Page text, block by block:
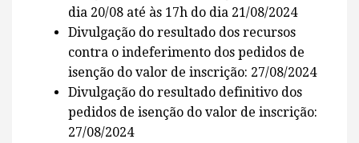
dia 20/08 até às 17h do dia 21/08/2024
Divulgação do resultado dos recursos
contra o indeferimento dos pedidos de
isenção do valor de inscrição: 27/08/2024
Divulgação do resultado definitivo dos
pedidos de isenção do valor de inscrição:
27/08/2024